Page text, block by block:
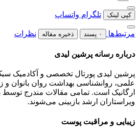
کپی لینک تلگرام واتساپ
مرتبط‌ها ۰ پسند ذخیره مقاله نظرات
درباره رسانه پرشین لیدی
پرشین لیدی پورتال تخصصی و آکادمیک سبک
علمی، روانشناسی بهداشت روان بانوان و
ارگانیک است. تمامی مقالات مندرج
ویراستاران ارشد بازبینی می‌شوند.
زیبایی و مراقبت پوست